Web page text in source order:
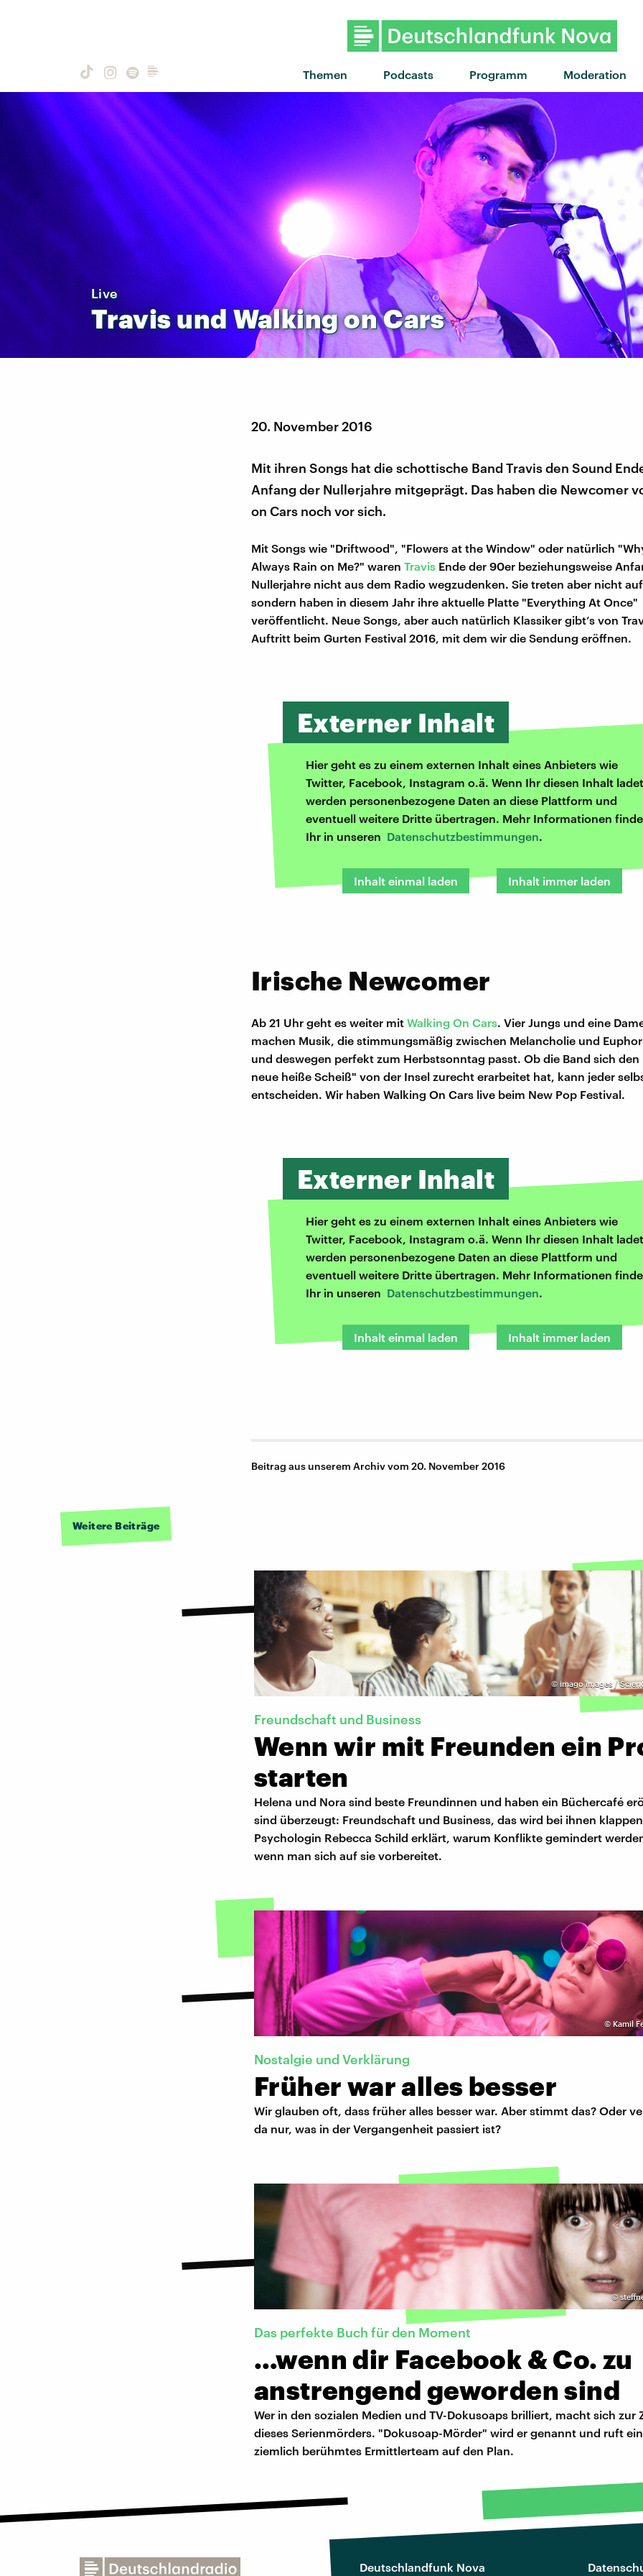
Themen Podcasts Programm Moderation
"Saufen" von Haller x
Live
TravisundWalkingonCars
20. November 2016
Mit ihren Songs hat die schottische Band Travis den Sound
Anfang der Nullerjahre mitgeprägt. Das haben die Newcomer
on Cars noch vor sich.
Mit Songs wie "Driftwood", "Flowers at the Window" oder natürlich
Always Rain on Me?" waren Travis Ende der 90er beziehungsweise
Nullerjahre nicht aus dem Radio wegzudenken. Sie treten aber nicht
sondern haben in diesem Jahr ihre aktuelle Platte "Everything At Once"
veröffentlicht. Neue Songs, aber auch natürlich Klassiker gibt’s von
Auftritt beim Gurten Festival 2016, mit dem wir die Sendung eröffnen.
Externer Inhalt
Hier geht es zu einem externen Inhalt eines Anbieters wie
Twitter, Facebook, Instagram o.ä. Wenn Ihr diesen Inhalt
werden personenbezogene Daten an diese Plattform und
eventuell weitere Dritte übertragen. Mehr Informationen
Ihr in unseren Datenschutzbestimmungen.
Inhalt einmal laden Inhalt immer laden
Irische Newcomer
Ab 21 Uhr geht es weiter mit Walking On Cars. Vier Jungs und eine
machen Musik, die stimmungsmäßig zwischen Melancholie und
und deswegen perfekt zum Herbstsonntag passt. Ob die Band sich den
neue heiße Scheiß" von der Insel zurecht erarbeitet hat, kann jeder
entscheiden. Wir haben Walking On Cars live beim New Pop Festival.
Externer Inhalt
Hier geht es zu einem externen Inhalt eines Anbieters wie
Twitter, Facebook, Instagram o.ä. Wenn Ihr diesen Inhalt
werden personenbezogene Daten an diese Plattform und
eventuell weitere Dritte übertragen. Mehr Informationen
Ihr in unseren Datenschutzbestimmungen.
Inhalt einmal laden Inhalt immer laden
Beitrag aus unserem Archiv vom 20. November 2016
Weitere Beiträge
© imago images /
Freundschaft und Business
Wenn wir mit Freunden ein
starten
Helena und Nora sind beste Freundinnen und haben ein Büchercafé
sind überzeugt: Freundschaft und Business, das wird bei ihnen
Psychologin Rebecca Schild erklärt, warum Konflikte gemindert
wenn man sich auf sie vorbereitet.
© Kamil
Nostalgie und Verklärung
Früher war alles besser
Wir glauben oft, dass früher alles besser war. Aber stimmt das? Oder
da nur, was in der Vergangenheit passiert ist?
©
Das perfekte Buch für den Moment
…wenn dir Facebook & Co. zu
anstrengend geworden sind
Wer in den sozialen Medien und TV-Dokusoaps brilliert, macht sich zur
dieses Serienmörders. "Dokusoap-Mörder" wird er genannt und ruft
ziemlich berühmtes Ermittlerteam auf den Plan.
Deutschlandfunk Nova